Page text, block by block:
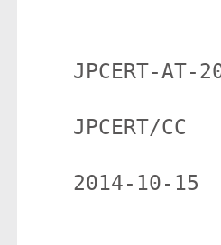
JPCERT-AT-
JPCERT/CC
2014-10-15